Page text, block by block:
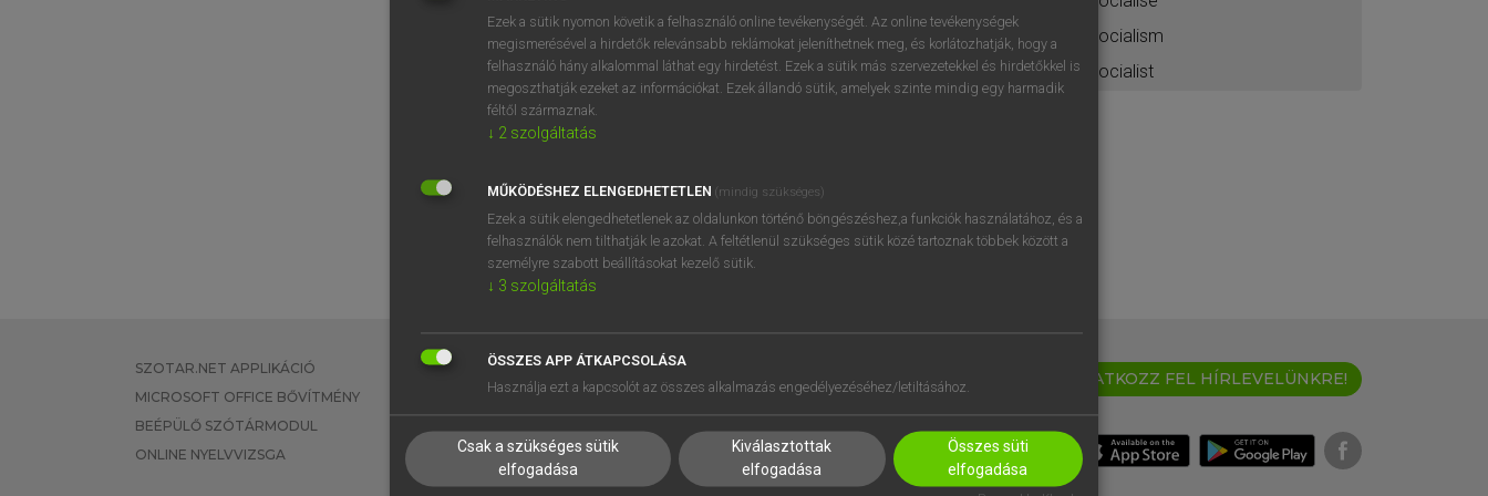
socialism
socialist
SZOTAR.NET APPLIKÁCIÓ
MICROSOFT OFFICE BŐVÍTMÉNY
BEÉPÜLŐ SZÓTÁRMODUL
ONLINE NYELVVIZSGA
EGYÉNI FELHASZNÁLÓKNAK
TANULÓKNAK
VÁLLALATI MEGOLDÁSOK
SÚGÓ
RÓLUNK
SÜTI BEÁLLÍTÁSOK
IRATKOZZ FEL HÍRLEVELÜNKRE!
Ezek a sütik nyomon követik a felhasználó online tevékenységét. Az online tevékenységek
megismerésével a hirdetők relevánsabb reklámokat jeleníthetnek meg, és korlátozhatják, hogy a
felhasználó hány alkalommal láthat egy hirdetést. Ezek a sütik más szervezetekkel és hirdetőkkel is
megoszthatják ezeket az információkat. Ezek állandó sütik, amelyek szinte mindig egy harmadik
féltől származnak.
↓ 2 szolgáltatás
MŰKÖDÉSHEZ ELENGEDHETETLEN (mindig szükséges)
Ezek a sütik elengedhetetlenek az oldalunkon történő böngészéshez,a funkciók használatához, és a
felhasználók nem tilthatják le azokat. A feltétlenül szükséges sütik közé tartoznak többek között a
személyre szabott beállításokat kezelő sütik.
↓ 3 szolgáltatás
ÖSSZES APP ÁTKAPCSOLÁSA
Használja ezt a kapcsolót az összes alkalmazás engedélyezéséhez/letiltásához.
Csak a szükséges sütik
elfogadása
Kiválasztottak
elfogadása
Összes süti
elfogadása